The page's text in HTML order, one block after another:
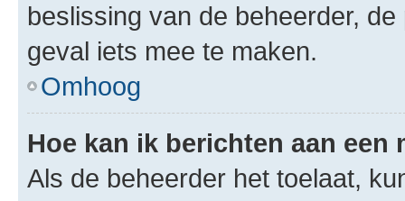
beslissing van de beheerder,
geval iets mee te maken.
Omhoog
Hoe kan ik berichten aan een
Als de beheerder het toelaat,